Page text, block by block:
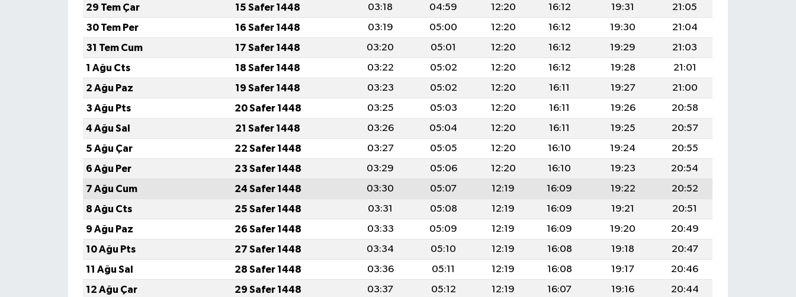
29 Tem Çar
15 Safer 1448 03:18 04:59 12:20 16:12 19:31
21:05
30 Tem Per
16 Safer 1448 03:19 05:00 12:20 16:12 19:30
21:04
31 Tem Cum
17 Safer 1448 03:20 05:01 12:20 16:12 19:29
21:03
1 Ağu Cts
18 Safer 1448 03:22 05:02 12:20 16:12 19:28
21:01
2 Ağu Paz
19 Safer 1448 03:23 05:02 12:20 16:11 19:27
21:00
3 Ağu Pts
20 Safer 1448 03:25 05:03 12:20 16:11 19:26
20:58
4 Ağu Sal
21 Safer 1448 03:26 05:04 12:20 16:11 19:25
20:57
5 Ağu Çar
22 Safer 1448 03:27 05:05 12:20 16:10 19:24
20:55
6 Ağu Per
23 Safer 1448 03:29 05:06 12:20 16:10 19:23
20:54
7 Ağu Cum
24 Safer 1448 03:30 05:07 12:19 16:09 19:22
20:52
8 Ağu Cts
25 Safer 1448 03:31 05:08 12:19 16:09 19:21
20:51
9 Ağu Paz
26 Safer 1448 03:33 05:09 12:19 16:09 19:20
20:49
10 Ağu Pts
27 Safer 1448 03:34 05:10 12:19 16:08 19:18
20:47
11 Ağu Sal
28 Safer 1448 03:36 05:11 12:19 16:08 19:17
20:46
12 Ağu Çar
29 Safer 1448 03:37 05:12 12:19 16:07 19:16
20:44